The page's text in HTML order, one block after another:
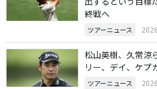
終戦へ
ツアーニュース
松山英樹、久常
リー、デイ、ケプ
ツアーニュース